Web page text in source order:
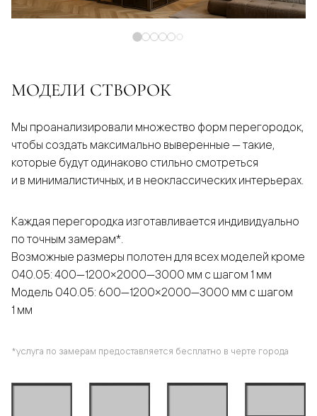
МОДЕЛИ СТВОРОК
Мы проанализировали множество форм перегородок,
чтобы создать максимально выверенные — такие,
которые будут одинаково стильно смотреться
и в минималистичных, и в неоклассических интерьерах.
Каждая перегородка изготавливается индивидуально
по точным замерам*.
Возможные размеры полотен для всех моделей кроме
040.05: 400—1200×2000—3000 мм с шагом 1 мм
Модель 040.05: 600—1200×2000—3000 мм с шагом
1 мм
*услуга по замерам предоставляется бесплатно в черте города